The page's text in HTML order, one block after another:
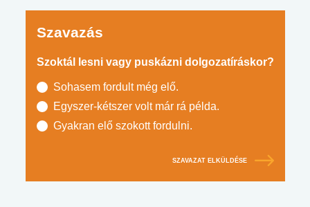
Szavazás
Szoktál lesni vagy puskázni dolgozatíráskor?
Sohasem fordult még elő.
Egyszer-kétszer volt már rá példa.
Gyakran elő szokott fordulni.
SZAVAZAT ELKÜLDÉSE